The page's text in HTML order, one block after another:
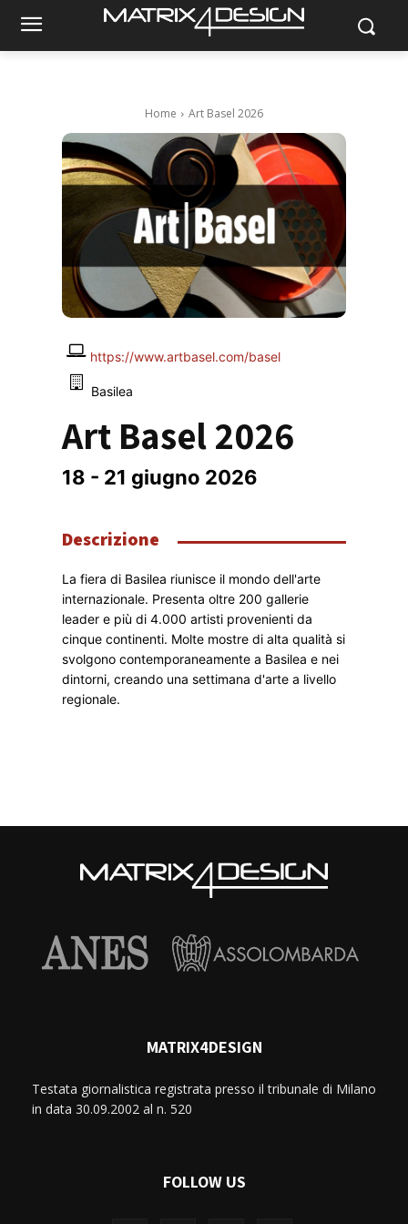
Home Art Basel 2026
https://www.artbasel.com/basel
Basilea
Art Basel 2026
18 - 21 giugno 2026
Descrizione
La fiera di Basilea riunisce il mondo dell'arte
internazionale. Presenta oltre 200 gallerie
leader e più di 4.000 artisti provenienti da
cinque continenti. Molte mostre di alta qualità si
svolgono contemporaneamente a Basilea e nei
dintorni, creando una settimana d'arte a livello
regionale.
MATRIX4DESIGN
Testata giornalistica registrata presso il tribunale di Milano
in data 30.09.2002 al n. 520
FOLLOW US